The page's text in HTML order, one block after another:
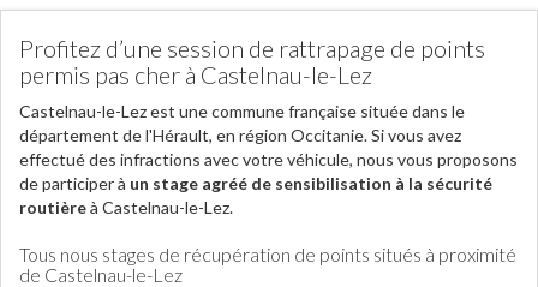
Profitez d’une session de rattrapage de points
permis pas cher à Castelnau-le-Lez
Castelnau-le-Lez est une commune française située dans le
département de l'Hérault, en région Occitanie. Si vous avez
effectué des infractions avec votre véhicule, nous vous proposons
de participer à un stage agréé de sensibilisation à la sécurité
routièreà Castelnau-le-Lez.
Tous nous stages de récupération de points situés à proximité
de Castelnau-le-Lez